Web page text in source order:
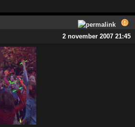
2 november 2007 21:45